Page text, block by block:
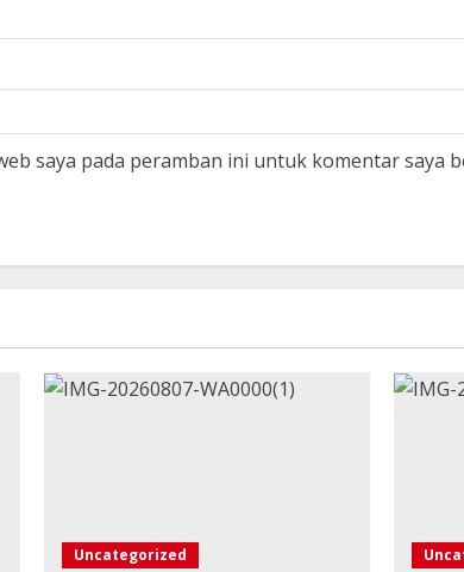
saya pada peramban ini untuk komentar saya
Uncategorized